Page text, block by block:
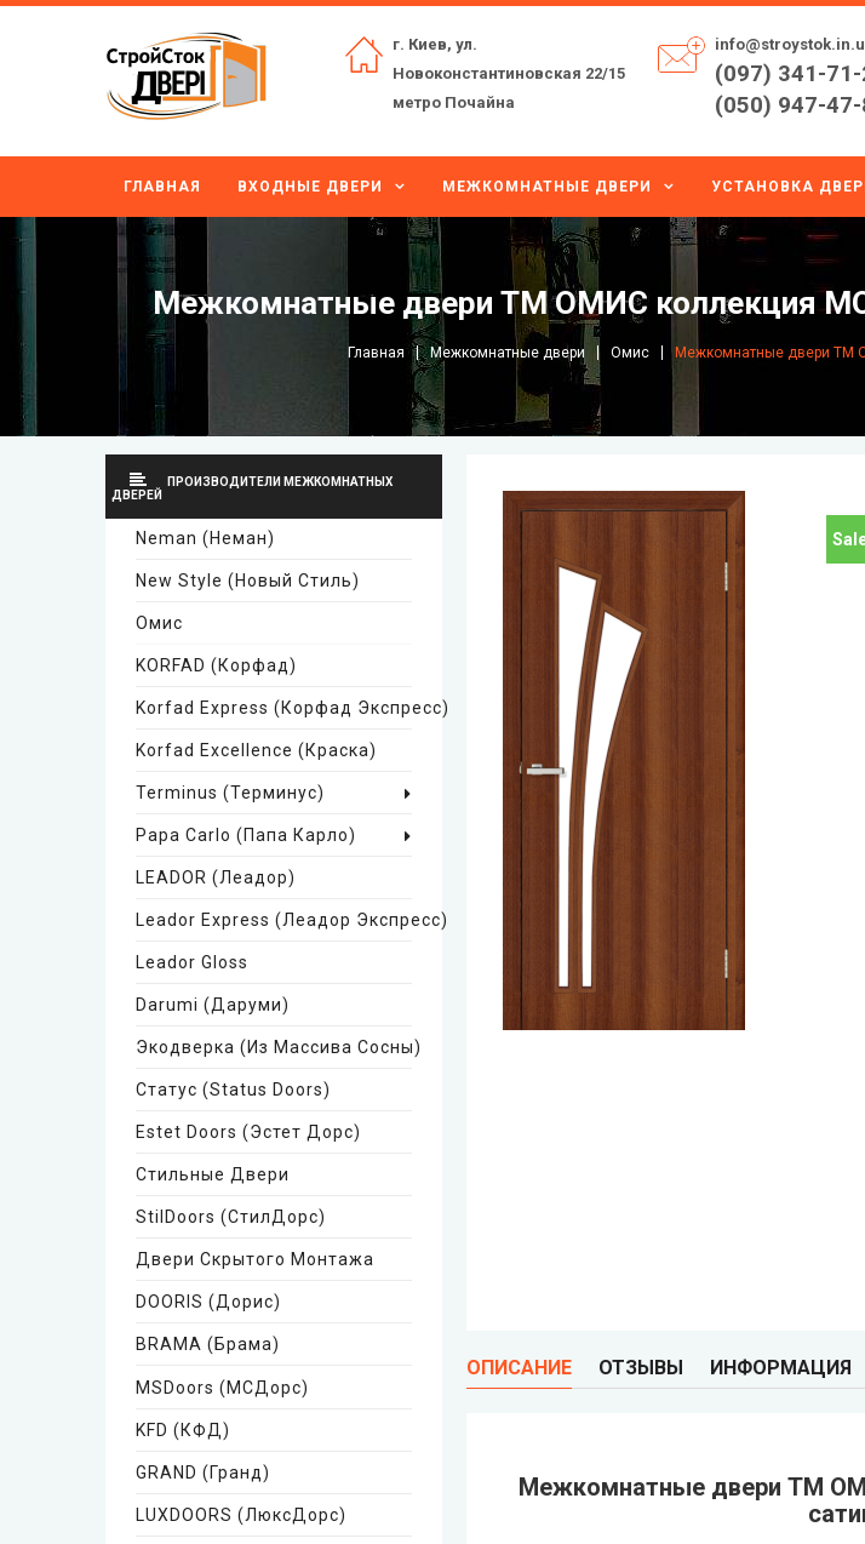
г. Киев, ул.
Новоконстантиновская 22/15
метро Почайна
(097) 341-
(050) 947-
ГЛАВНАЯ ВХОДНЫЕ ДВЕРИ МЕЖКОМНАТНЫЕ ДВЕРИ УСТАНОВКА
Mежкомнатные двери ТМ ОМИС коллекция
Главная Межкомнатные двери Омис Mежкомнатные двери ТМ
ПРОИЗВОДИТЕЛИ МЕЖКОМНАТНЫХ
ДВЕРЕЙ
Neman (Неман)
New Style (Новый Стиль)
Омис
KORFAD (Корфад)
Korfad Express (Корфад Экспресс)
Korfad Excellence (краска)
Terminus (Терминус)
Papa Carlo (Папа Карло)
LEADOR (Леадор)
Leador Express (Леадор Экспресс)
Leador Gloss
Darumi (Даруми)
Экодверка (из Массива Сосны)
Статус (Status Doors)
Estet Doors (Эстет Дорс)
Стильные Двери
StilDoors (СтилДорс)
Двери Скрытого Монтажа
DOORIS (Дорис)
BRAMA (Брама)
MSDoors (МСДорс)
KFD (КФД)
GRAND (Гранд)
LUXDOORS (ЛюксДорс)
ОПИСАНИЕ ОТЗЫВЫ ИНФОРМАЦИЯ
Mежкомнатные двери ТМ